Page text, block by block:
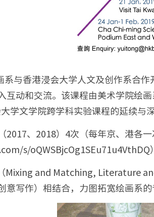
系与香港浸会大学人文及创作系合
互动和交流。该课程由美术学院绘
学文学院跨学科实验课程的延续与深
2017、2018）4次（每年京、港各
s/oQWSBjcOg1SEu71u4VthDQ）
and Matching, Literature
写作）相结合，力图拓宽绘画系